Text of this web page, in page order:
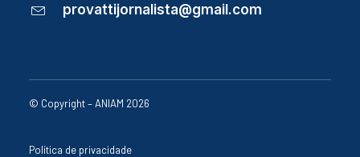
provattijornalista@gmail.com
© Copyright – ANIAM 2026
Política de privacidade